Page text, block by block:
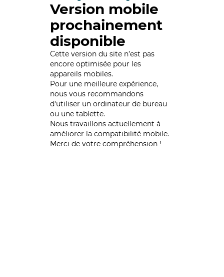
Version mobile
prochainement
disponible
Cette version du site n’est pas
encore optimisée pour les
appareils mobiles.
Pour une meilleure expérience,
nous vous recommandons
d'utiliser un ordinateur de bureau
ou une tablette.
Nous travaillons actuellement à
améliorer la compatibilité mobile.
Merci de votre compréhension !